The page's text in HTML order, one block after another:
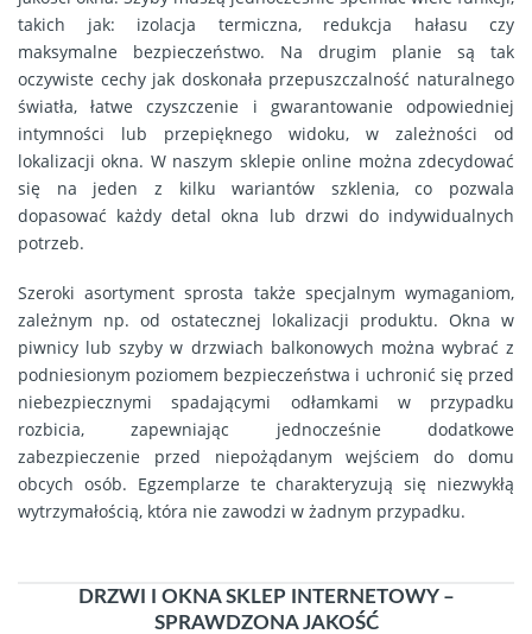
takich jak: izolacja termiczna, redukcja hałasu czy
maksymalne bezpieczeństwo. Na drugim planie są tak
oczywiste cechy jak doskonała przepuszczalność naturalnego
światła, łatwe czyszczenie i gwarantowanie odpowiedniej
intymności lub przepięknego widoku, w zależności od
lokalizacji okna. W naszym sklepie online można zdecydować
się na jeden z kilku wariantów szklenia, co pozwala
dopasować każdy detal okna lub drzwi do indywidualnych
potrzeb.
Szeroki asortyment sprosta także specjalnym wymaganiom,
zależnym np. od ostatecznej lokalizacji produktu. Okna w
piwnicy lub szyby w drzwiach balkonowych można wybrać z
podniesionym poziomem bezpieczeństwa i uchronić się przed
niebezpiecznymi spadającymi odłamkami w przypadku
rozbicia, zapewniając jednocześnie dodatkowe
zabezpieczenie przed niepożądanym wejściem do domu
obcych osób. Egzemplarze te charakteryzują się niezwykłą
wytrzymałością, która nie zawodzi w żadnym przypadku.
DRZWI I OKNA SKLEP INTERNETOWY –
SPRAWDZONA JAKOŚĆ